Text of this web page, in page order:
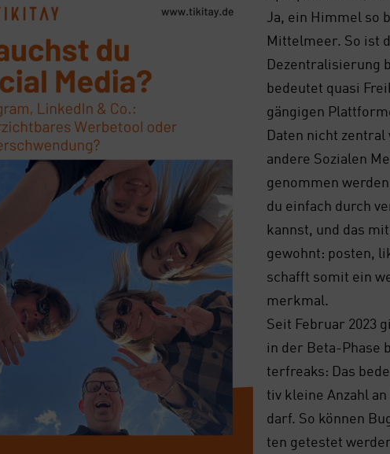
Ja, ein Him­mel so
Mit­tel­meer. So ist
Dezen­tra­li­sie­rung
bedeu­tet qua­si
gän­gi­gen
Daten nicht zen­tral
ande­re Sozia­len
ge­nom­men
du ein­fach durch
kannst, und das
gewohnt: pos­ten,
schafft somit ein
merk­mal.
Seit Febru­ar 2023
in der Beta-Pha­se
ter­freaks: Das
tiv klei­ne Anzahl
darf. So kön­nen
ten getes­tet